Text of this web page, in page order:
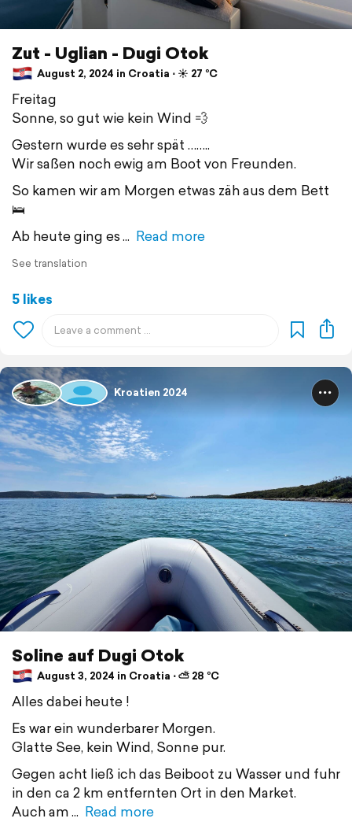
Zut - Uglian - Dugi Otok
August 2, 2024 in Croatia ⋅ ☀️ 27 °C
Freitag
Sonne, so gut wie kein Wind 💨
Gestern wurde es sehr spät ……..
Wir saßen noch ewig am Boot von Freunden.
So kamen wir am Morgen etwas zäh aus dem Bett
🛌
Ab heute ging es
Read more
See translation
5 likes
Kroatien 2024
Soline auf Dugi Otok
August 3, 2024 in Croatia ⋅ ⛅ 28 °C
Alles dabei heute !
Es war ein wunderbarer Morgen.
Glatte See, kein Wind, Sonne pur.
Gegen acht ließ ich das Beiboot zu Wasser und fuhr
in den ca 2 km entfernten Ort in den Market.
Auch am
Read more